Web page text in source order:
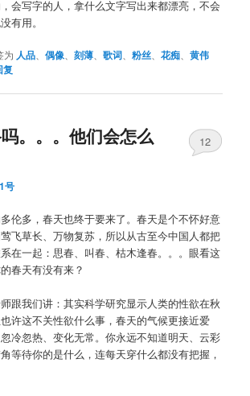
会写字的人，拿什么文字写出来都漂亮，不会
有用。
为 人品 、偶像 、刻薄 、歌词 、粉丝 、花痴 、黄伟
复
。。。他们会怎么
号
12
伦多，春天也终于要来了。春天是个不怀好意
飞草长、万物复苏，所以从古至今中国人都把
在一起：思春、叫春、枯木逢春。。。眼看这
春天有没有来？
跟我们讲：其实科学研究显示人类的性欲在秋
许这不关性欲什么事，春天的气候更接近爱
冷忽热、变化无常。你永远不知道明天、云彩
等待你的是什么，连每天穿什么都没有把握，